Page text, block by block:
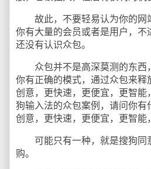
故此，不要轻易认为你的网
你有大量的会员或者是用户，不
还没有认识众包。
众包并不是高深莫测的东西
你有正确的模式，通过众包来
创意，更快速，更便宜，更智能
狗输入法的众包案例，请问你有
创意，更快速，更便宜，更智能
可能只有一种，就是搜狗同
购。